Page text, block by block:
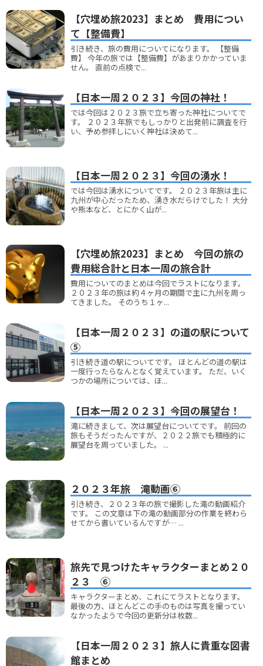
【穴埋め旅2023】まとめ 費用につい
て【整備費】
引き続き、旅の費用についてになります。 【整備
費】 今年の旅では【整備費】があまりかかっていま
せん。 直前の点検で...
【日本一周２０２３】今回の神社！
では今回は２０２３旅で立ち寄った神社についてで
す。 ２０２３年旅でもしっかりと出発前に調査を行
い、予め参拝しにいく神社は決めて...
【日本一周２０２３】今回の湧水！
では今回は湧水についてです。 ２０２３年旅は主に
九州が中心だったため、湧き水だらけでした！ 大分
や熊本など、とにかく山が...
【穴埋め旅2023】まとめ 今回の旅の
費用総合計と日本一周の旅合計
費用についてのまとめは今回でラストになります。
２０２３年の旅は約４ヶ月の期間で主に九州を周っ
てきました。 そのうち１ヶ...
【日本一周２０２３】の道の駅について
⑤
引き続き道の駅についてです。 ほとんどの道の駅は
一度行ったらなんとなく覚えています。 ただ、いく
つかの場所については、ほ...
【日本一周２０２３】今回の展望台！
滝に続きまして、次は展望台についてです。 前回の
旅もそうだったんですが、２０２２旅でも積極的に
展望台を周っていました。 ...
２０２３年旅 滝動画⑥
引き続き、２０２３年の旅で撮影した滝の動画紹介
です。 この文章は下の滝の動画部分の作業を終わら
せてから書いているんですが… ...
旅先で見つけたキャラクターまとめ２０
２３ ⑥
キャラクターまとめ、これにてラストとなります。
最後の方、ほとんどこの手のものは写真を撮ってい
なかったようで今回の更新分は枚数...
【日本一周２０２３】旅人に貴重な図書
館まとめ